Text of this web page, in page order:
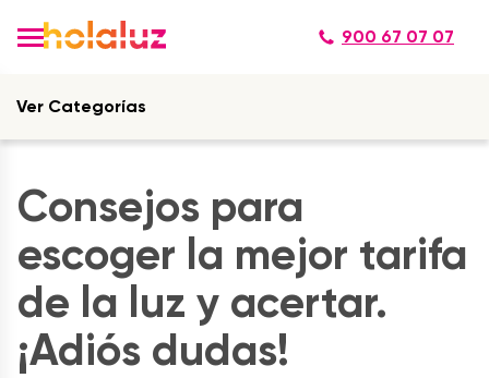
900 67 07 07
Ver Categorías
Consejos para
escoger la mejor tarifa
de la luz y acertar.
¡Adiós dudas!